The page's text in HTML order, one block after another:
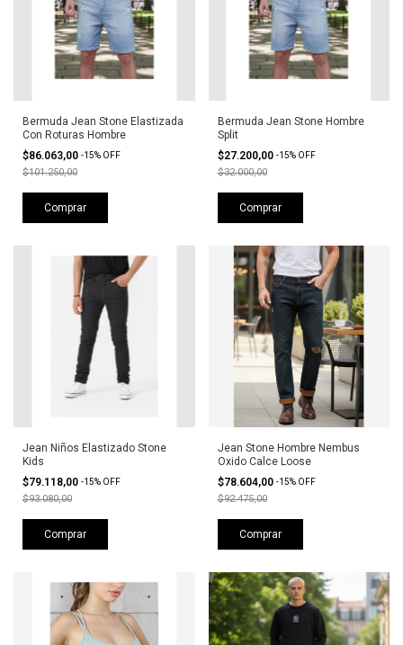
Bermuda Jean Stone Elastizada
Con Roturas Hombre
$86.063,00 -15% OFF
$101.250,00
Comprar
Bermuda Jean Stone Hombre
Split
$27.200,00 -15% OFF
$32.000,00
Comprar
Jean Niños Elastizado Stone
Kids
$79.118,00 -15% OFF
$93.080,00
Comprar
Jean Stone Hombre Nembus
Oxido Calce Loose
$78.604,00 -15% OFF
$92.475,00
Comprar